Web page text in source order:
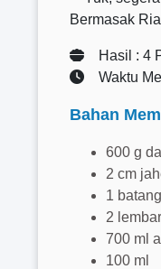
Bermasak
Hasil : 4
Waktu
Bahan
600 g
2 cm
1
2
700 ml
100 ml